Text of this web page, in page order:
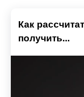
Как
получить...